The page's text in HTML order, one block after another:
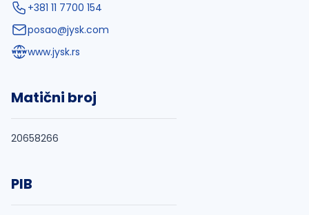
+381 11 7700 154
posao@jysk.com
www.jysk.rs
Matični broj
20658266
PIB